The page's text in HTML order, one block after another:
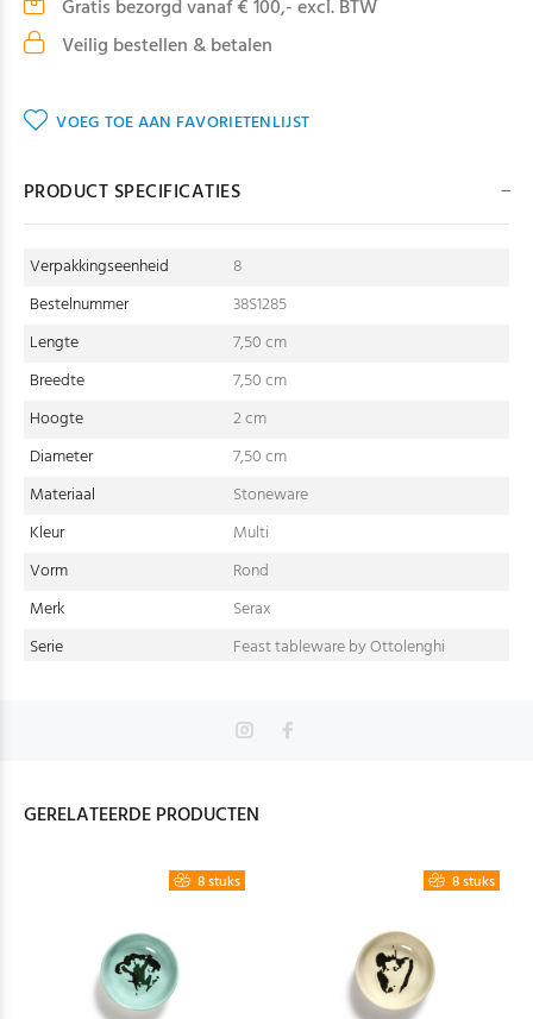
Gratis bezorgd vanaf € 100,- excl. BTW
Veilig bestellen & betalen
VOEG TOE AAN FAVORIETENLIJST
PRODUCT SPECIFICATIES
Verpakkingseenheid
8
Bestelnummer
38S1285
Lengte
7,50 cm
Breedte
7,50 cm
Hoogte
2 cm
Diameter
7,50 cm
Materiaal
Stoneware
Kleur
Multi
Vorm
Rond
Merk
Serax
Serie
Feast tableware by Ottolenghi
GERELATEERDE PRODUCTEN
8 stuks 8 stuks